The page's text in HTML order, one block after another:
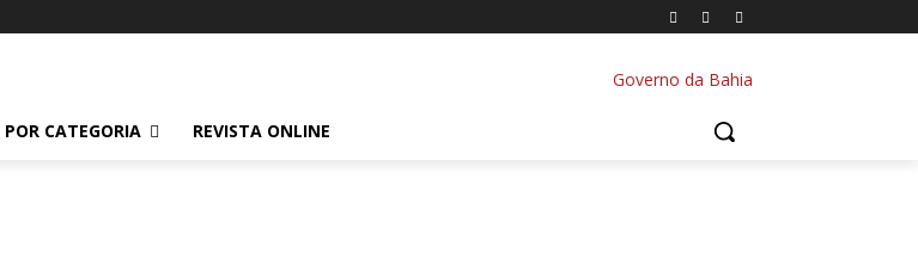
POR CATEGORIA REVISTA ONLINE